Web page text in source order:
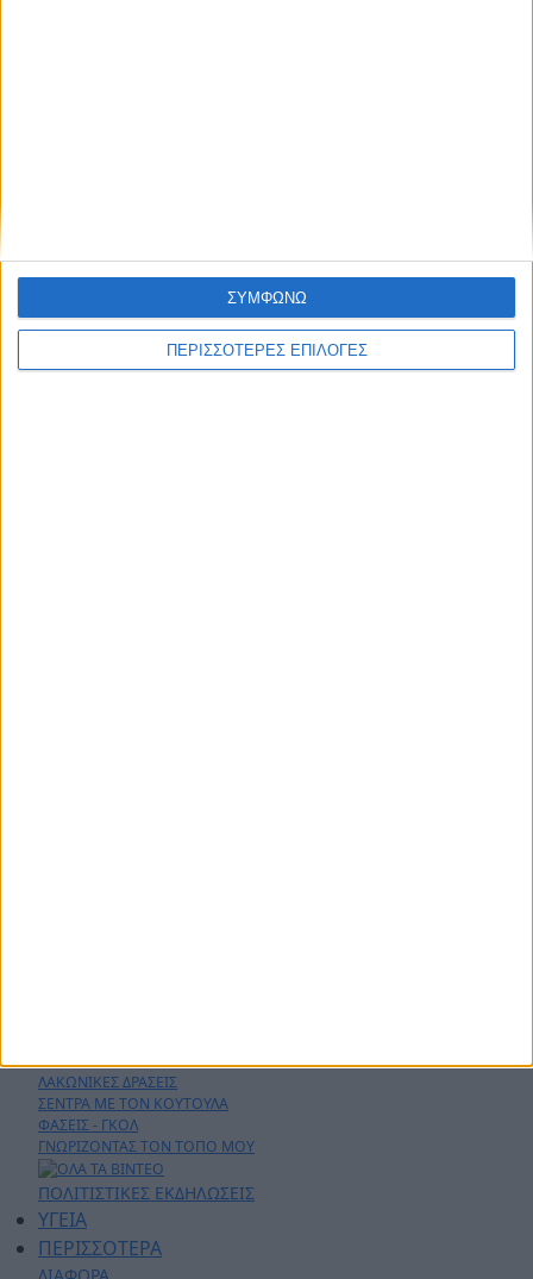
ΠΕΡΙΣΣΟΤΕΡΕΣ ΕΠΙΛΟΓΕΣ
ΣΥΜΦΩΝΩ
ΕΚΠΟΜΠΕΣ
ΛΑΚΩΝΙΚΕΣ ΔΡΑΣΕΙΣ
ΣΕΝΤΡΑ ΜΕ ΤΟΝ ΚΟΥΤΟΥΛΑ
ΦΑΣΕΙΣ - ΓΚΟΛ
ΓΝΩΡΙΖΟΝΤΑΣ ΤΟΝ ΤΟΠΟ ΜΟΥ
ΠΟΛΙΤΙΣΤΙΚΕΣ ΕΚΔΗΛΩΣΕΙΣ
ΥΓΕΙΑ
ΠΕΡΙΣΣΟΤΕΡΑ